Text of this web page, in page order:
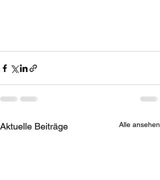
Aktuelle Beiträge Alle ansehen